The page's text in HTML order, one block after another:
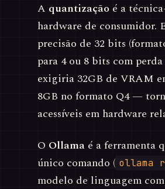
A quantização é a
hardware de consumidor.
precisão de 32 bits
para 4 ou 8 bits com
exigiria 32GB de VRAM
8GB no formato Q4 —
acessíveis em hardware
O Ollama é a ferramenta
único comando ( ollama
modelo de linguagem